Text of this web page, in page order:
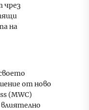
чрез
на
от ново
(MWC)